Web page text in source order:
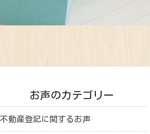
お声のカテゴリー
不動産登記に関するお声